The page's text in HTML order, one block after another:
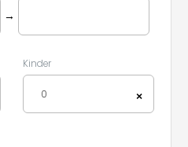
→
Kinder
×
0